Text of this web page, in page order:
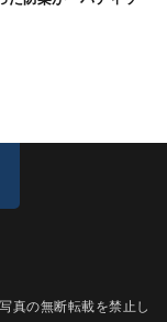
真の無断転載を禁止し